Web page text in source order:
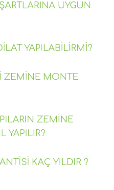
UYGUN
YAPILABILIRMI?
ZEMINE MONTE
ZEMINE
YAPILIR?
KAÇ YILDIR ?